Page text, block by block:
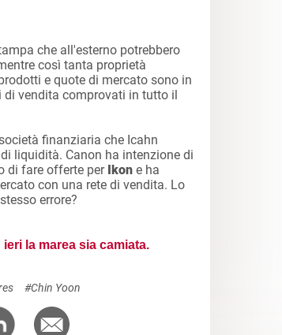
che all'esterno potrebbero
così tanta proprietà
e quote di mercato sono in
di vendita comprovati in tutto il
finanziaria che Icahn
liquidità. Canon ha intenzione di
di fare offerte per Ikon e ha
con una rete di vendita. Lo
errore?
la marea sia camiata.
#Chin Yoon